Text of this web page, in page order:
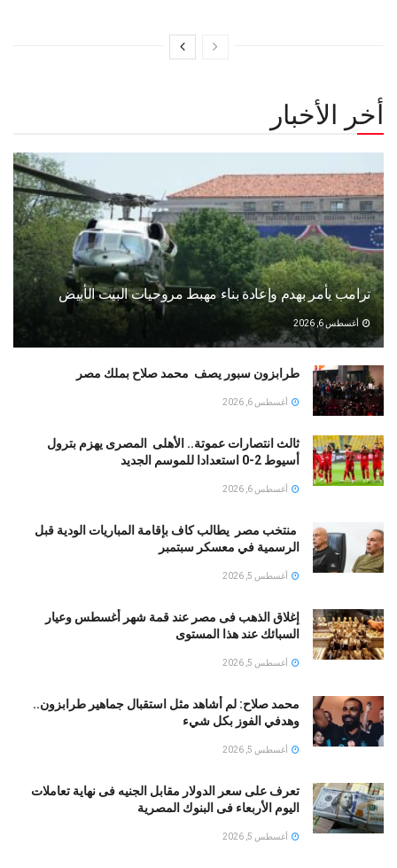
أخر الأخبار
ترامب يأمر بهدم وإعادة بناء مهبط مروحيات البيت الأبيض
أغسطس 6, 2026
طرابزون سبور يصف محمد صلاح بملك مصر
أغسطس 6, 2026
ثالث انتصارات عموتة.. الأهلى المصرى يهزم بترول
أسيوط 2-0 استعدادا للموسم الجديد
أغسطس 6, 2026
منتخب مصر يطالب كاف بإقامة المباريات الودية قبل
الرسمية في معسكر سبتمبر
أغسطس 5, 2026
إغلاق الذهب فى مصر عند قمة شهر أغسطس وعيار
السبائك عند هذا المستوى
أغسطس 5, 2026
محمد صلاح: لم أشاهد مثل استقبال جماهير طرابزون..
وهدفي الفوز بكل شيء
أغسطس 5, 2026
تعرف على سعر الدولار مقابل الجنيه فى نهاية تعاملات
اليوم الأربعاء فى البنوك المصرية
أغسطس 5, 2026